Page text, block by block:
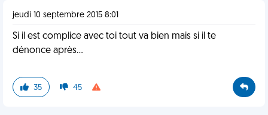
jeudi 10 septembre 2015 8:01
Si il est complice avec toi tout va bien mais si il te
dénonce après...
35 45